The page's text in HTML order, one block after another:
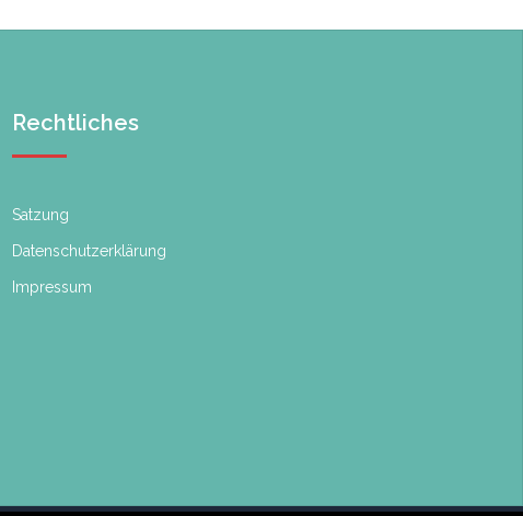
Rechtliches
Satzung
Datenschutzerklärung
Impressum